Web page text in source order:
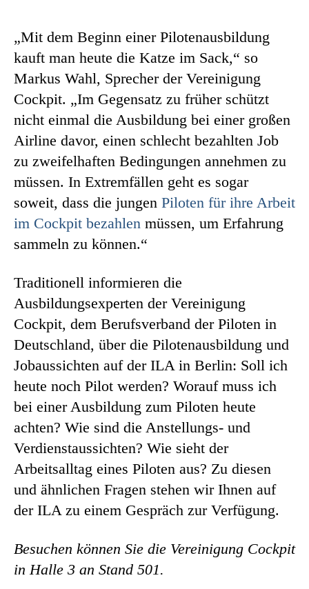
„Mit dem Beginn einer Pilotenausbildung
kauft man heute die Katze im Sack,“ so
Markus Wahl, Sprecher der Vereinigung
Cockpit. „Im Gegensatz zu früher schützt
nicht einmal die Ausbildung bei einer großen
Airline davor, einen schlecht bezahlten Job
zu zweifelhaften Bedingungen annehmen zu
müssen. In Extremfällen geht es sogar
soweit, dass die jungen Piloten für ihre Arbeit
im Cockpit bezahlen müssen, um Erfahrung
sammeln zu können.“
Traditionell informieren die
Ausbildungsexperten der Vereinigung
Cockpit, dem Berufsverband der Piloten in
Deutschland, über die Pilotenausbildung und
Jobaussichten auf der ILA in Berlin: Soll ich
heute noch Pilot werden? Worauf muss ich
bei einer Ausbildung zum Piloten heute
achten? Wie sind die Anstellungs- und
Verdienstaussichten? Wie sieht der
Arbeitsalltag eines Piloten aus? Zu diesen
und ähnlichen Fragen stehen wir Ihnen auf
der ILA zu einem Gespräch zur Verfügung.
Besuchen können Sie die Vereinigung Cockpit
in Halle 3 an Stand 501.